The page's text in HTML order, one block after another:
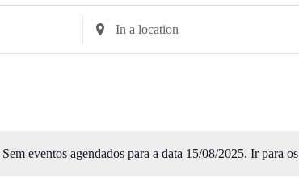
Aviso
Sem eventos agendados para a data 15/08/2025. Ir para os
Enter
Location.
Search